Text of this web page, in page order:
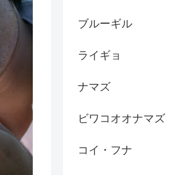
ブルーギル
ライギョ
ナマズ
ビワコオオナマズ
コイ・フナ